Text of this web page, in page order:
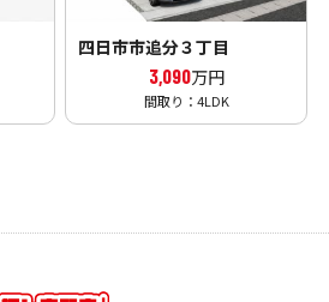
四日市市追分３丁目
3,090万円
間取り：4LDK